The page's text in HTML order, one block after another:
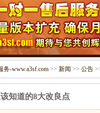
-www.a3sf.com >> 新闻 >> 公告
知道的8大改良点